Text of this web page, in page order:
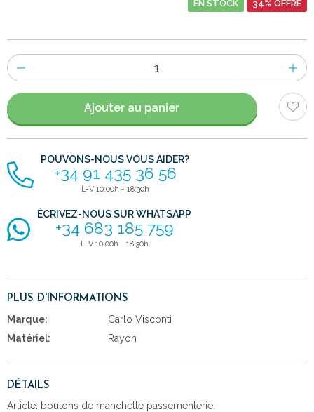
EN STOCK 34% OFFRE
Nombre
d'items
Ajouter au panier
POUVONS-NOUS VOUS AIDER?
+34 91 435 36 56
L-V 10:00h - 18:30h
ÉCRIVEZ-NOUS SUR WHATSAPP
+34 683 185 759
L-V 10:00h - 18:30h
PLUS D'INFORMATIONS
Marque:
Carlo Visconti
Matériel:
Rayon
DÉTAILS
Article: boutons de manchette passementerie.